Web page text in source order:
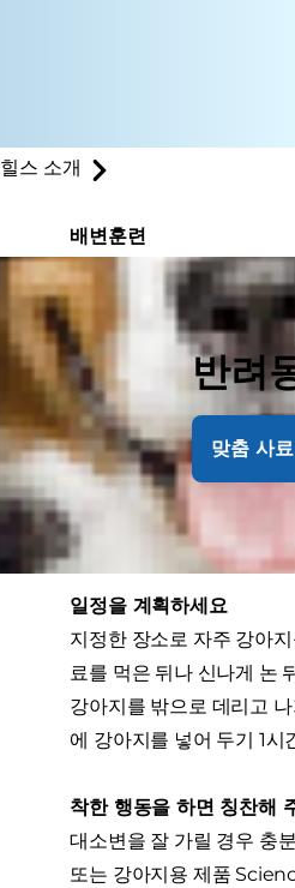
힐스 소개
반려
맞춤 사
배변훈련
배변훈련의 기본 원칙은
련시키고 싶다면 아래에
나가는 것이 원활하지 않
에게 문의하십시오.
강아지를 항상 보이는 곳
항상 가족들이 볼 수 있는
있는 곳에 둘 수 없다면 비
가 지나갈 때까지는 항상
일정을 계획하세요
지정한 장소로 자주 강아
료를 먹은 뒤나 신나게 논
강아지를 밖으로 데리고
에 강아지를 넣어 두기 1시
착한 행동을 하면 칭찬해
대소변을 잘 가릴 경우 충
또는 강아지용 제품